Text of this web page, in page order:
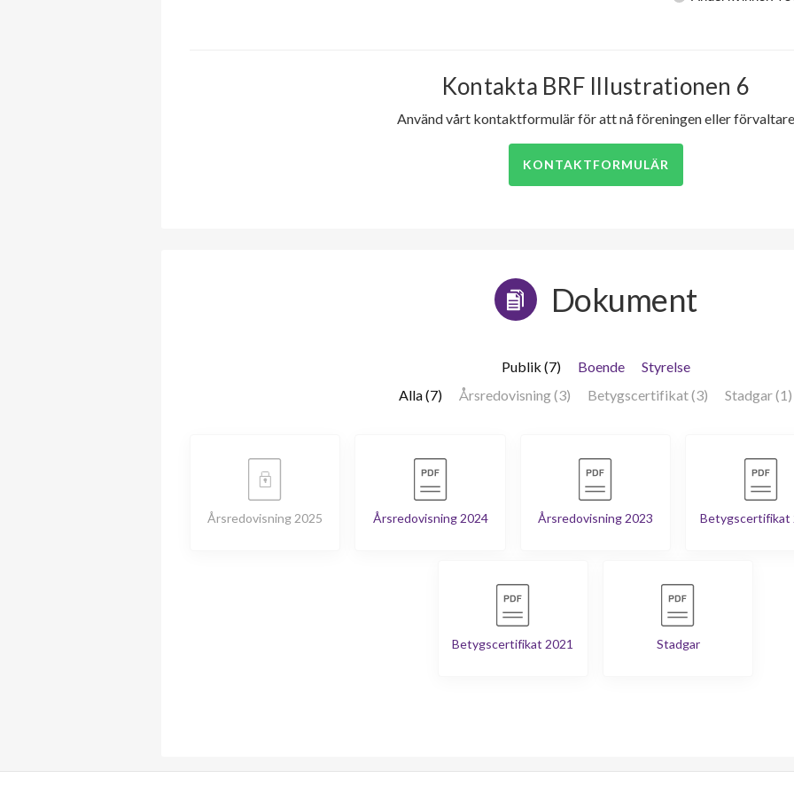
Kontakta BRF Illustrationen 6
Använd vårt kontaktformulär för att nå föreningen eller förvaltare
KONTAKTFORMULÄR
Dokument
Publik (7) Boende
Styrelse
Alla (7)
Årsredovisning (3) Betygscertifikat (3) Stadgar (1)
Årsredovisning 2025 Årsredovisning 2024 Årsredovisning 2023 Betygscertifikat
Betygscertifikat 2021 Stadgar